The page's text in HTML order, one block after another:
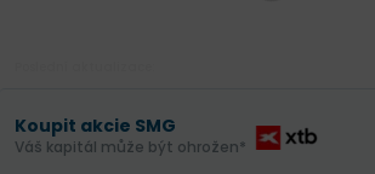
Koupit akcie SMG
Váš kapitál může být ohrožen*